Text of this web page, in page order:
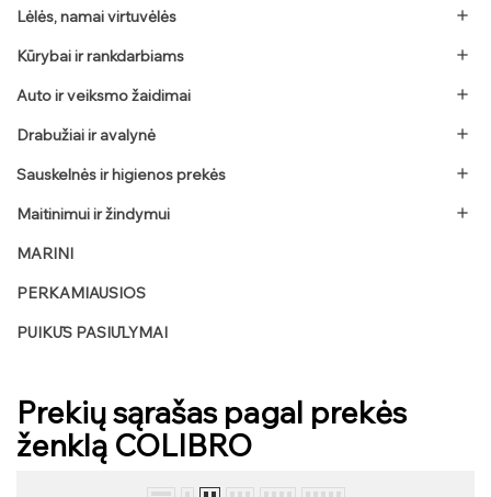
Lėlės, namai virtuvėlės 
Kūrybai ir rankdarbiams 
Auto ir veiksmo žaidimai 
Drabužiai ir avalynė 
Sauskelnės ir higienos prekės 
Maitinimui ir žindymui 
MARINI
PERKAMIAUSIOS
PUIKŪS PASIŪLYMAI
Prekių sąrašas pagal prekės
ženklą COLIBRO